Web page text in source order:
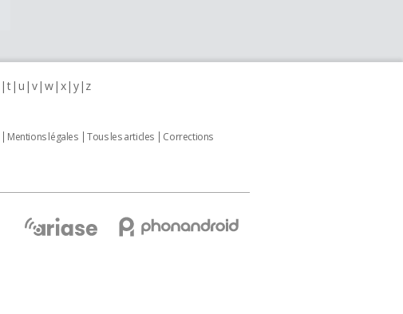
t u v w x y z
Mentions légales Tous les articles
Corrections